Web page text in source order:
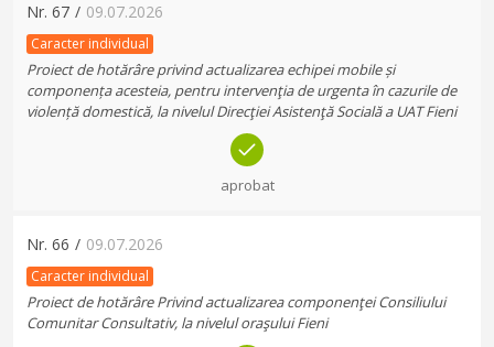
Nr. 67 / 09.07.2026
Caracter individual
Proiect de hotărâre privind actualizarea echipei mobile și
componența acesteia, pentru intervenţia de urgenta în cazurile de
violență domestică, la nivelul Direcţiei Asistenţă Socială a UAT Fieni
aprobat
Nr. 66 / 09.07.2026
Caracter individual
Proiect de hotărâre Privind actualizarea componenţei Consiliului
Comunitar Consultativ, la nivelul oraşului Fieni